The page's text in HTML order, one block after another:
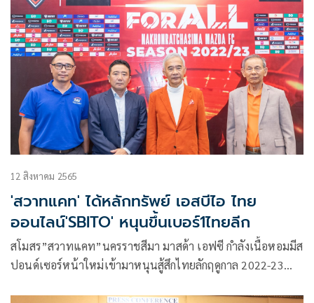
พ่าย บุรีรัมย์ ยูไนเต็ด มา 1-2 ส่วน “ต่อพิฆาต” ประเดิมไทยลีก
ได้อย่างสวยหรู ด้วยการบุกไปชนะ สุโขทัย เอฟซี 3-0
12 สิงหาคม 2565
'สวาทแคท' ได้หลักทรัพย์ เอสบีไอ ไทย
ออนไลน์'SBITO' หนุนขึ้นเบอร์1ไทยลีก
สโมสร”สวาทแคท”นครราชสีมา มาสด้า เอฟซี กำลังเนื้อหอมมีส
ปอนด์เซอร์หน้าใหม่เข้ามาหนุนสู้สึกไทยลักฤดูกาล 2022-23